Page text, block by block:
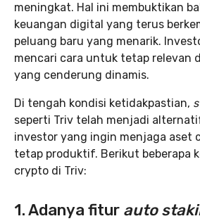
meningkat. Hal ini membuktikan
keuangan digital yang terus
peluang baru yang menarik.
mencari cara untuk tetap relevan
yang cenderung dinamis.
Di tengah kondisi ketidakpastian,
seperti Triv telah menjadi
investor yang ingin menjaga aset
tetap produktif. Berikut beberapa
crypto di Triv:
1. Adanya fitur auto